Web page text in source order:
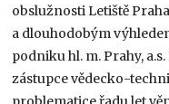
obslužnosti Letiště
a dlouhodobým
podniku hl. m. Prahy,
zástupce vědecko-